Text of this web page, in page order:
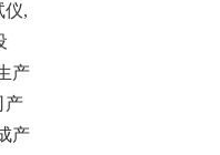
仪,
产
产
产